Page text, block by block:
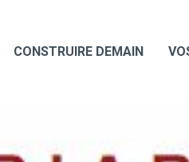
CONSTRUIRE DEMAIN